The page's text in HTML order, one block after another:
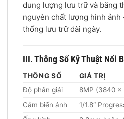
dung lượng lưu trữ và băng
nguyên chất lượng hình ảnh
thống lưu trữ dài ngày.
III. Thông Số Kỹ Thuật Nổi
THÔNG SỐ
GIÁ TRỊ
Độ phân giải
8MP (3840 ×
Cảm biến ảnh
1/1.8″